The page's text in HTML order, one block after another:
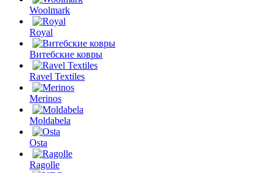
Woolmark
Royal
Витебские ковры
Ravel Textiles
Merinos
Moldabela
Osta
Ragolle